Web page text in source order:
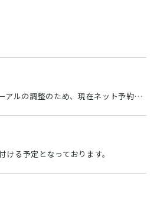
予約システムのリニューアルの調整のため、現在ネット予約を停止しております。
る予定となっております。